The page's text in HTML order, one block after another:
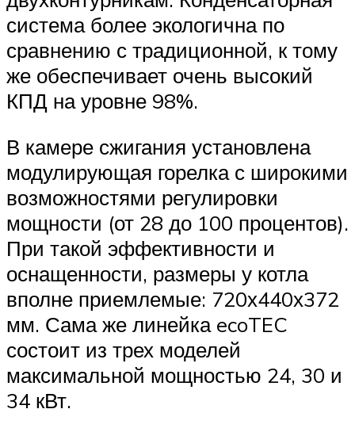
система более экологична по
сравнению с традиционной, к тому
же обеспечивает очень высокий
КПД на уровне 98%.
В камере сжигания установлена
модулирующая горелка с широкими
возможностями регулировки
мощности (от 28 до 100 процентов).
При такой эффективности и
оснащенности, размеры у котла
вполне приемлемые: 720х440х372
мм. Сама же линейка ecoTEC
состоит из трех моделей
максимальной мощностью 24, 30 и
34 кВт.